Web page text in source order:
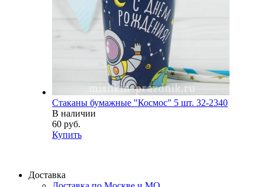
Стаканы бумажные "Космос" 5 шт. 32-2340
В наличии
60 руб.
Купить
Доставка